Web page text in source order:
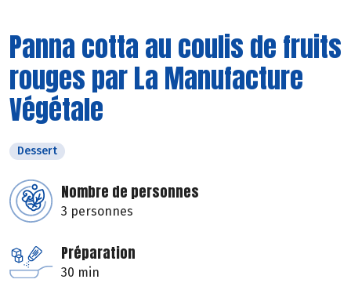
Panna cotta au coulis de fruits
rouges par La Manufacture
Végétale
Dessert
Nombre de personnes
3 personnes
Préparation
30 min